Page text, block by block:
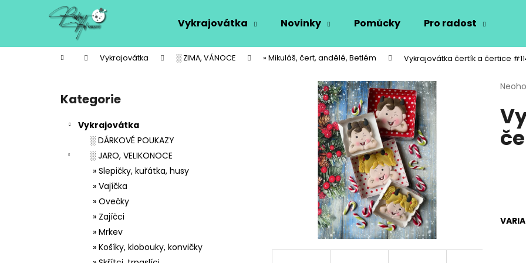
Vykrajovátka Novinky Pomůcky Pro radost
Domů Vykrajovátka ░ ZIMA, VÁNOCE » Mikuláš, čert, andělé, Betlém Vykrajovátka čertík a čertice
Přeskočit
kategorie
Kategorie
Vykrajovátka
░ DÁRKOVÉ POUKAZY
░ JARO, VELIKONOCE
» Slepičky, kuřátka, husy
» Vajíčka
» Ovečky
» Zajíčci
» Mrkev
» Košíky, klobouky, konvičky
je
0,0
z
í
Zpět
do
Zpět
do
Co potřebujete najít?
HLEDAT
Doporučujeme